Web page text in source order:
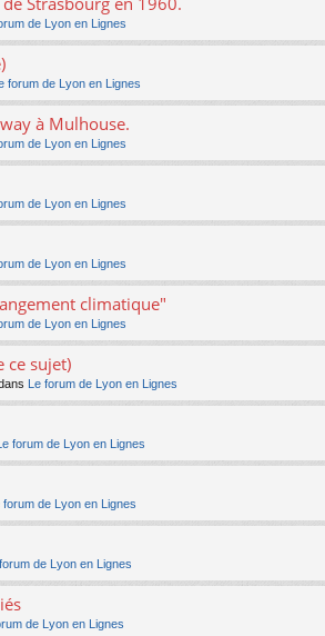
de Lyon en Lignes
forum de Lyon en Lignes
à Mulhouse.
de Lyon en Lignes
de Lyon en Lignes
de Lyon en Lignes
climatique"
de Lyon en Lignes
ce sujet)
Le forum de Lyon en Lignes
forum de Lyon en Lignes
forum de Lyon en Lignes
de Lyon en Lignes
de Lyon en Lignes